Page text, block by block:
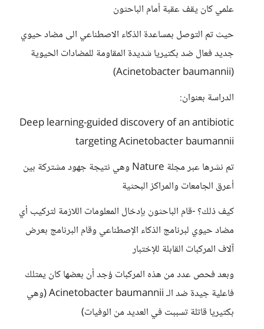
علمي كان يقف عقبة أمام الباحثون
حيث تم التوصل بمساعدة الذكاء الاصطناعي الى مضاد حيوي
جديد فعال ضد بكتيريا شديدة المقاومة للمضادات الحيوية
(Acinetobacter baumannii)
الدراسة بعنوان:
Deep learning-guided discovery of an antibiotic
targeting Acinetobacter baumannii
تم نشرها عبر مجلة Nature وهي نتيجة جهود مشتركة بين
أعرق الجامعات والمراكز البحثية
كيف ذلك؟ -قام الباحثون بإدخال المعلومات اللازمة لتركيب أي
مضاد حيوي لبرنامج الذكاء الإصطناعي وقام البرنامج بعرض
آلاف المركبات القابلة للإختبار
وبعد فحص عدد من هذه المركبات وُجد أن بعضها كان يمتلك
فاعلية جيدة ضد الـ Acinetobacter baumannii (وهي
بكتيريا قاتلة تسببت في العديد من الوفيات)